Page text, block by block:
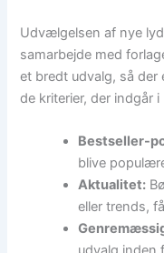
Udvælgelsen af nye
samarbejde med
et bredt udvalg, så
de kriterier, der indgår
Bestseller-
blive
Aktualitet:
eller trends,